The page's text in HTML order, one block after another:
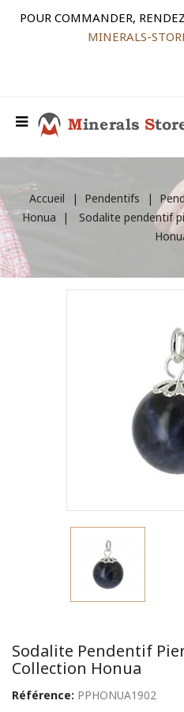
POUR COMMANDER,
MINERALS-
Accueil Pendentifs
Honua
Sodalite pendentif
Sodalite Pendentif
Collection Honua
Référence: PPHONUA1902